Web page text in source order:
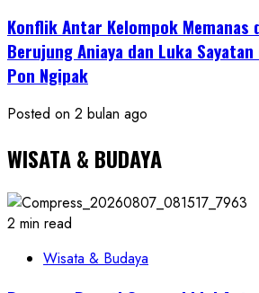
Konflik Antar Kelompok Memanas
Berujung Aniaya dan Luka
Pon Ngipak
Posted on 2 bulan ago
WISATA & BUDAYA
2 min read
Wisata & Budaya